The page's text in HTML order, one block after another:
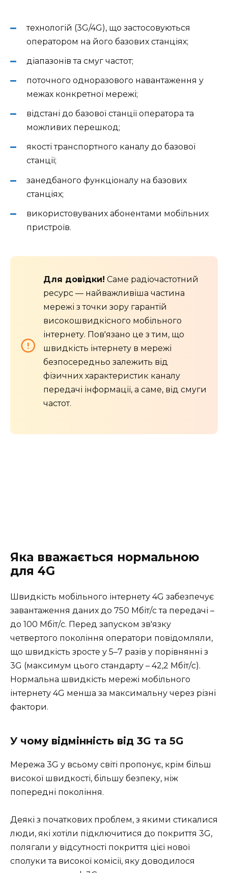
технологій (3G/4G), що застосовуються
оператором на його базових станціях;
діапазонів та смуг частот;
поточного одноразового навантаження у
межах конкретної мережі;
відстані до базової станції оператора та
можливих перешкод;
якості транспортного каналу до базової
станції;
занедбаного функціоналу на базових
станціях;
використовуваних абонентами мобільних
пристроїв.
Для довідки! Саме радіочастотний
ресурс — найважливіша частина
мережі з точки зору гарантій
високошвидкісного мобільного
інтернету. Пов'язано це з тим, що
швидкість інтернету в мережі
безпосередньо залежить від
фізичних характеристик каналу
передачі інформації, а саме, від смуги
частот.
Яка вважається нормальною
для 4G
Швидкість мобільного інтернету 4G забезпечує
завантаження даних до 750 Мбіт/с та передачі –
до 100 Мбіт/с. Перед запуском зв'язку
четвертого покоління оператори повідомляли,
що швидкість зросте у 5–7 разів у порівнянні з
3G (максимум цього стандарту – 42,2 Мбіт/с).
Нормальна швидкість мережі мобільного
інтернету 4G менша за максимальну через різні
фактори.
У чому відмінність від 3G та 5G
Мережа 3G у всьому світі пропонує, крім більш
високої швидкості, більшу безпеку, ніж
попередні покоління.
Деякі з початкових проблем, з якими стикалися
люди, які хотіли підключитися до покриття 3G,
полягали у відсутності покриття цієї нової
сполуки та високої комісії, яку доводилося